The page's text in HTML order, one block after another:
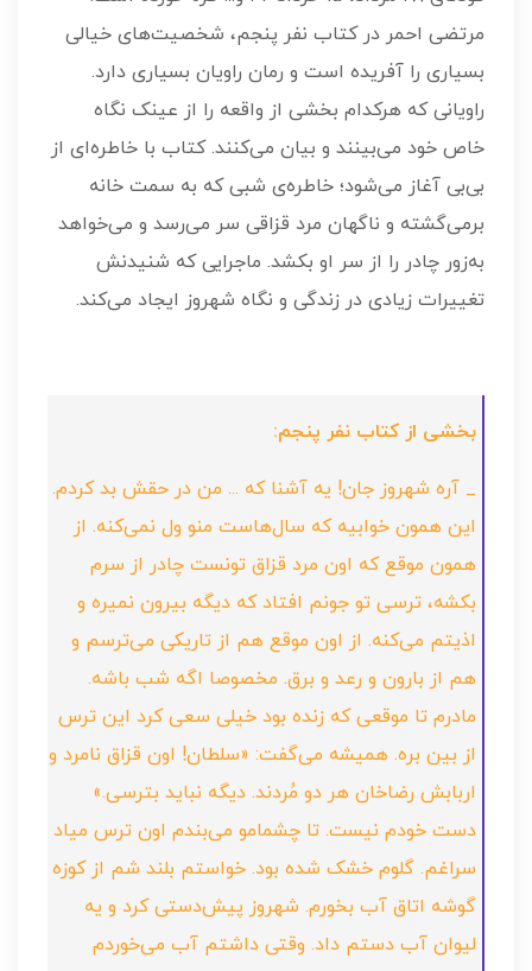
مرتضی احمر در کتاب نفر پنجم، شخصیت‌های خیالی
بسیاری را آفریده است و رمان راویان بسیاری دارد.
راویانی که هرکدام بخشی از واقعه را از عینک نگاه
خاص خود می‌بینند و بیان می‌کنند. کتاب با خاطره‌ای از
بی‌بی آغاز می‌شود؛ خاطره‌ی شبی که به سمت خانه
برمی‌گشته و ناگهان مرد قزاقی سر می‌رسد و می‌خواهد
به‌زور چادر را از سر او بکشد. ماجرایی که شنیدنش
تغییرات زیادی در زندگی و نگاه شهروز ایجاد می‌کند.
بخشی از کتاب نفر پنجم:
_ آره شهروز جان! یه آشنا که ... من در حقش بد کردم.
این همون خوابیه که سال‌هاست منو ول نمی‌کنه. از
همون موقع که اون مرد قزاق تونست چادر از سرم
بکشه، ترسی تو جونم افتاد که دیگه بیرون نمیره و
اذیتم می‌کنه. از اون موقع هم از تاریکی می‌ترسم و
هم از بارون و رعد و برق. مخصوصا اگه شب باشه.
مادرم تا موقعی که زنده بود خیلی سعی کرد این ترس
از بین بره. همیشه می‌گفت: «سلطان! اون قزاق نامرد و
اربابش رضاخان هر دو مُردند. دیگه نباید بترسی.»
دست خودم نیست. تا چشمامو می‌بندم اون ترس میاد
سراغم. گلوم خشک شده بود. خواستم بلند شم از کوزه
گوشه اتاق آب بخورم. شهروز پیش‌دستی کرد و یه
لیوان آب دستم داد. وقتی داشتم آب می‌خوردم